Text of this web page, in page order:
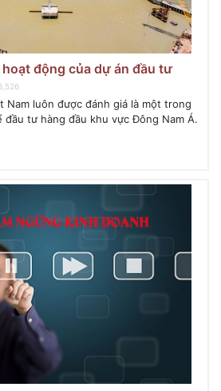
động của dự án đầu tư
Nam luôn được đánh giá là một trong
đầu tư hàng đầu khu vực Đông Nam Á.